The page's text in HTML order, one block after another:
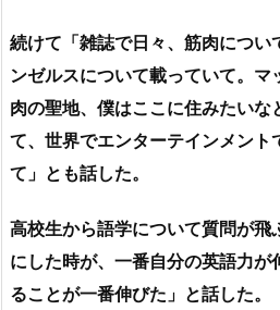
続けて「雑誌で日々、筋肉につい
ンゼルスについて載っていて。
肉の聖地、僕はここに住みたいな
て、世界でエンターテインメント
て」とも話した。
高校生から語学について質問が飛
にした時が、一番自分の英語力が
ることが一番伸びた」と話した。